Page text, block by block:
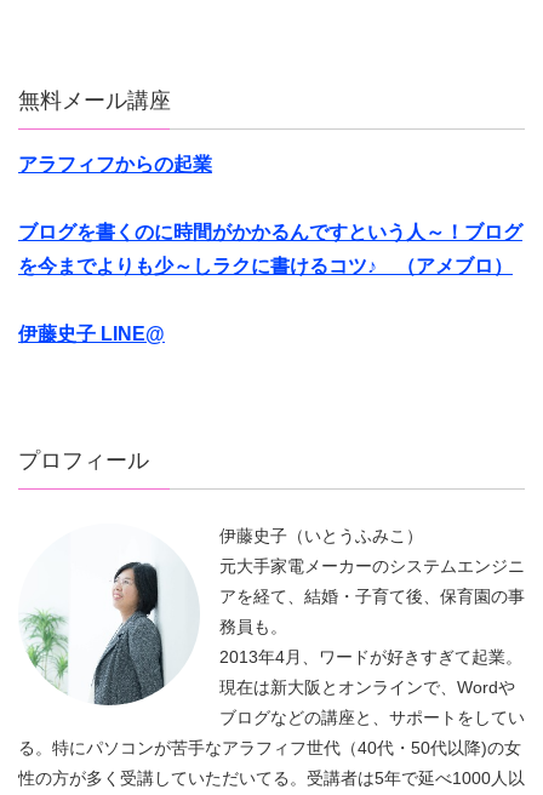
無料メール講座
アラフィフからの起業
ブログを書くのに時間がかかるんですという人～！ブログ
を今までよりも少～しラクに書けるコツ♪ （アメブロ）
伊藤史子 LINE@
プロフィール
伊藤史子（いとうふみこ）
元大手家電メーカーのシステムエンジニ
アを経て、結婚・子育て後、保育園の事
務員も。
2013年4月、ワードが好きすぎて起業。
現在は新大阪とオンラインで、Wordや
ブログなどの講座と、サポートをしてい
る。特にパソコンが苦手なアラフィフ世代（40代・50代以降)の女
性の方が多く受講していただいてる。受講者は5年で延べ1000人以